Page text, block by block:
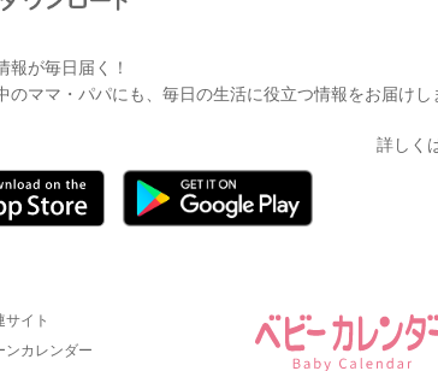
報が毎日届く！
ママ・パパにも、毎日の生活に役立つ情報をお届けし
詳しく
サイト
ンカレンダー